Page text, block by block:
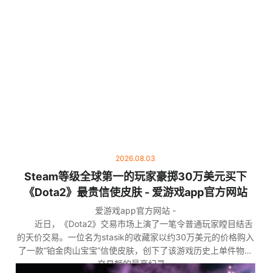
2026.08.03
Steam等级全球第一的玩家豪掷30万美元买下
《Dota2》最贵信使皮肤 - 爱游戏app官方网站
爱游戏app官方网站 -
近日，《Dota2》交易市场上演了一笔令普通玩家瞠目结舌
的天价交易。一位名为stasik的收藏家以约30万美元的价格购入
了一款“铂金肉山宝宝”信使皮肤，创下了该游戏历史上单件物品
交易额的最高纪录。